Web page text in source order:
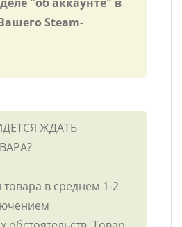
Steam-
ЖДАТЬ
в среднем 1-2